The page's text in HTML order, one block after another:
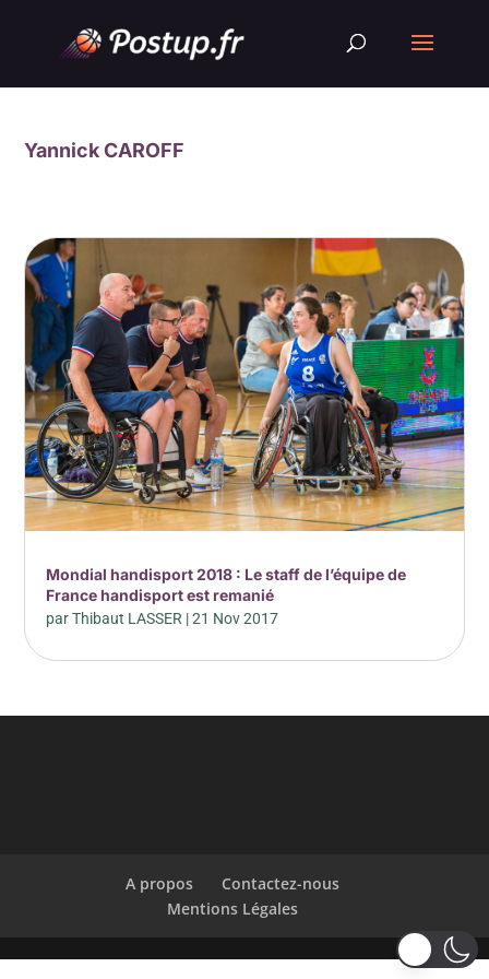
Yannick CAROFF
Mondial handisport 2018 : Le staff de l’équipe de
France handisport est remanié
parThibaut LASSER |21 Nov 2017
A propos
Contactez-nous
Mentions Légales